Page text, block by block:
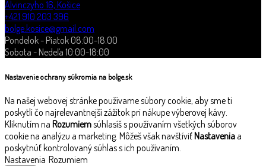
Alvinczyho 16, Košice
+421 910 203 396
bolge.kosice@gmail.com
Pondelok - Piatok 08:00-18:00
Sobota - Nedeľa 10:00-18:00
Nastavenie ochrany súkromia na bolge.sk
Na našej webovej stránke používame súbory cookie, aby sme ti
poskytli čo najrelevantnejší zážitok pri nákupe výberovej kávy.
Kliknutím na Rozumiemsúhlasíš s používaním všetkých súborov
cookie na analýzu a marketing. Môžeš však navštíviťNastavenia a
poskytnúť kontrolovaný súhlas s ich používaním.
Nastavenia Rozumiem